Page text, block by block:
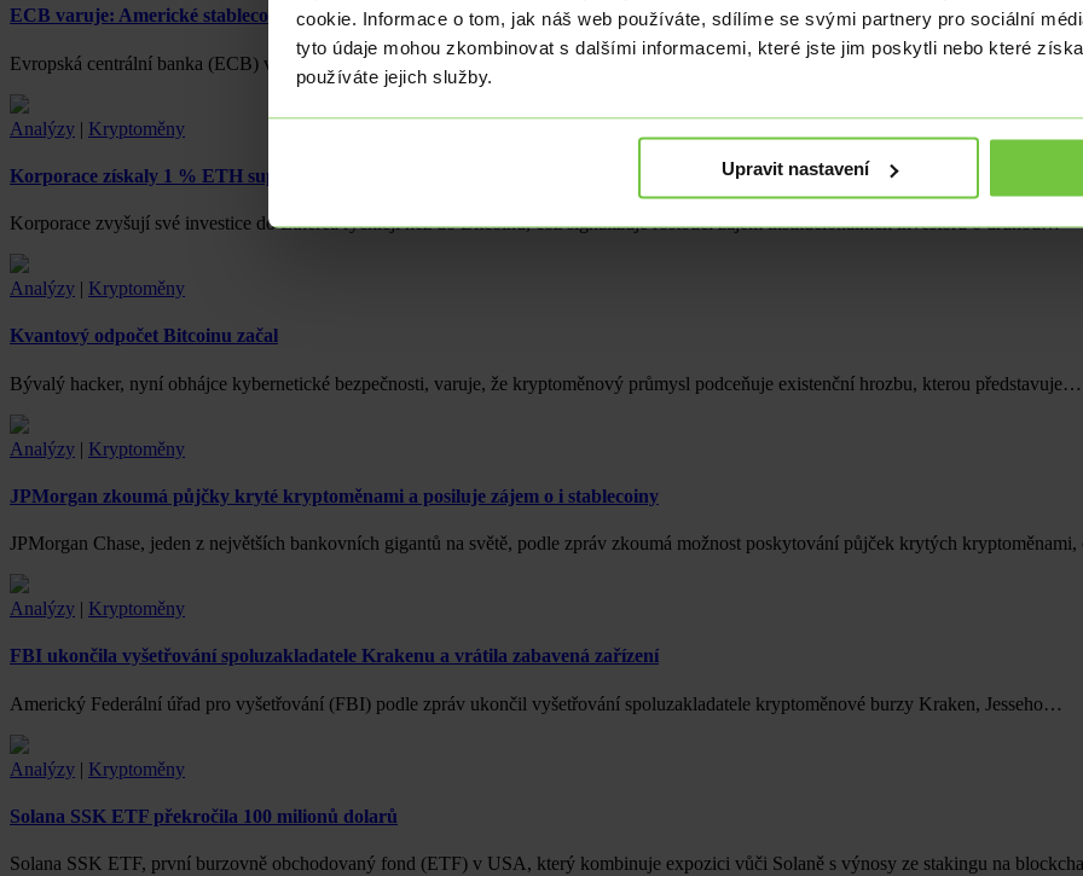
cookie. Informace o tom, jak náš web používáte, sdílíme se svými partnery pro sociální
tyto údaje mohou zkombinovat s dalšími informacemi, které jste jim poskytli nebo které
používáte jejich služby.
Upravit nastavení
ECB varuje: Americké stablecoiny mohou oslabit monetární autonomii EU
Evropská centrální banka (ECB) vyjádřila obavy, že rostoucí využívání stablecoinů navázaných na americký dolar v Evropské unii (EU) by…
Analýzy | Kryptoměny
Korporace získaly 1 % ETH supply,
Korporace zvyšují své investice do Etherea rychleji než do Bitcoinu, což signalizuje rostoucí zájem institucionálních investorů o druhou…
Analýzy | Kryptoměny
Kvantový odpočet Bitcoinu začal
Bývalý hacker, nyní obhájce kybernetické bezpečnosti, varuje, že kryptoměnový průmysl podceňuje existenční hrozbu, kterou představuje…
Analýzy | Kryptoměny
JPMorgan zkoumá půjčky kryté kryptoměnami a posiluje zájem o i stablecoiny
JPMorgan Chase, jeden z největších bankovních gigantů na světě, podle zpráv zkoumá možnost poskytování půjček krytých
Analýzy | Kryptoměny
FBI ukončila vyšetřování spoluzakladatele Krakenu a vrátila zabavená zařízení
Americký Federální úřad pro vyšetřování (FBI) podle zpráv ukončil vyšetřování spoluzakladatele kryptoměnové burzy Kraken, Jesseho…
Analýzy | Kryptoměny
Solana SSK ETF překročila 100 milionů dolarů
Solana SSK ETF, první burzovně obchodovaný fond (ETF) v USA, který kombinuje expozici vůči Solaně s výnosy ze stakingu na